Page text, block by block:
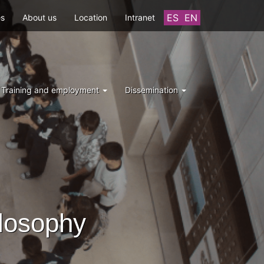
ES EN
About us Location Intranet
Training and employment Dissemination